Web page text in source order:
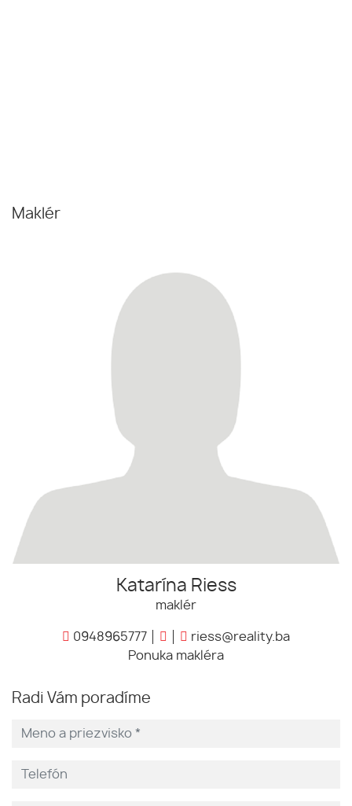
Maklér
Katarína Riess
maklér
0948965777
riess@reality.ba
Ponuka makléra
Radi Vám poradíme